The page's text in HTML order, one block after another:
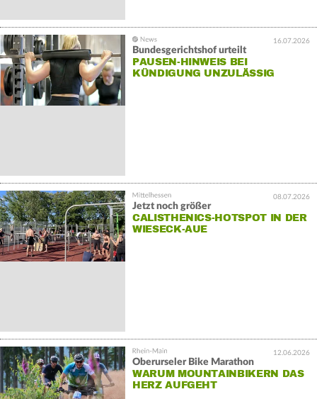
16.07.2026
Bundesgerichtshof urteilt
PAUSEN-HINWEIS BEI
KÜNDIGUNG UNZULÄSSIG
08.07.2026
Jetzt noch größer
CALISTHENICS-HOTSPOT IN DER
WIESECK-AUE
12.06.2026
Oberurseler Bike Marathon
WARUM MOUNTAINBIKERN DAS
HERZ AUFGEHT